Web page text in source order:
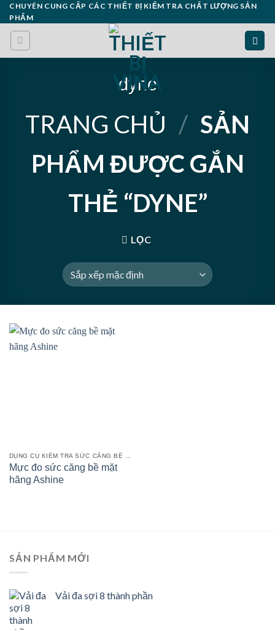
Skip
to
content
CHUYÊN CUNG CẤP CÁC THIẾT BỊ KIỂM TRA CHẤT LƯỢNG SẢN
PHẨM
dyne
TRANG CHỦ / SẢN
PHẨM ĐƯỢC GẮN
THẺ “DYNE”
LỌC
DỤNG CỤ KIỂM TRA SỨC CĂNG BỀ MẶT
Mực đo sức căng bề mặt
hãng Ashine
SẢN PHẨM MỚI
Vải đa sợi 8 thành phần